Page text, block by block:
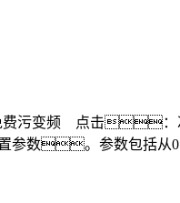
费污变频 点击：
置参数。参数包括